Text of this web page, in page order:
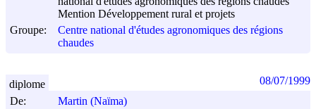
Mention Développement rural et projets
Groupe:
Centre national d'études agronomiques des régions
chaudes
De:
Martin (Naïma)
diplome 08/07/1999